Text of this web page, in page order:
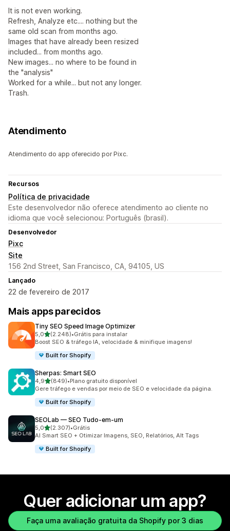
It is not even working.
Refresh, Analyze etc.... nothing but the
same old scan from months ago.
Images that have already been resized
included... from months ago.
New images... no where to be found in
the "analysis"
Worked for a while... but not any longer.
Trash.
Atendimento
Atendimento do app oferecido por Pixc.
Recursos
Política de privacidade
Este desenvolvedor não oferece atendimento ao cliente no
idioma que você selecionou: Português (brasil).
Desenvolvedor
Pixc
Site
156 2nd Street, San Francisco, CA, 94105, US
Lançado
22 de fevereiro de 2017
Mais apps parecidos
Tiny SEO Speed Image Optimizer
5,0de 5 estrelas
(2.248)
2248 avaliações ao todo
•Grátis para instalar
Boost SEO & tráfego IA, velocidade & minifique imagens!
Built for Shopify
Sherpas: Smart SEO
4,9de 5 estrelas
(849)
849 avaliações ao todo
•Plano gratuito disponível
Gere tráfego e vendas por meio de SEO e velocidade da página.
Built for Shopify
SEOLab — SEO Tudo‑em‑um
5,0de 5 estrelas
(2.307)
2307 avaliações ao todo
•Grátis
AI Smart SEO + Otimizar Imagens, SEO, Relatórios, Alt Tags
Built for Shopify
Quer adicionar um app?
Faça uma avaliação gratuita da Shopify por 3 dias